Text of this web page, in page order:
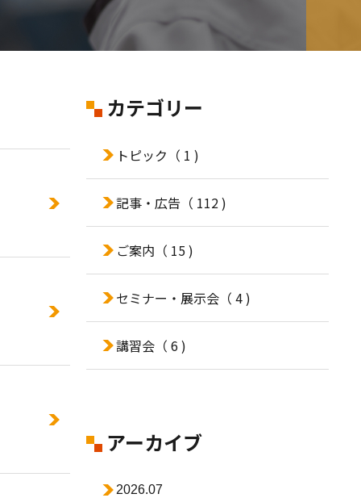
カテゴリー
トピック （ 1 )
記事・広告 （ 112 )
ご案内 （ 15 )
セミナー・展示会 （ 4 )
講習会 （ 6 )
アーカイブ
2026.07